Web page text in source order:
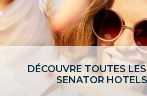
DÉCOUVRE TOUTES
SENATOR